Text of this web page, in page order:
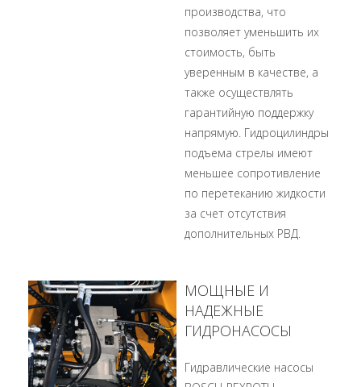
производства, что
позволяет уменьшить их
стоимость, быть
уверенным в качестве, а
также осуществлять
гарантийную поддержку
напрямую. Гидроцилиндры
подъема стрелы имеют
меньшее сопротивление
по перетеканию жидкости
за счет отсутствия
дополнительных РВД.
МОЩНЫЕ И
НАДЕЖНЫЕ
ГИДРОНАСОСЫ
Гидравлические насосы